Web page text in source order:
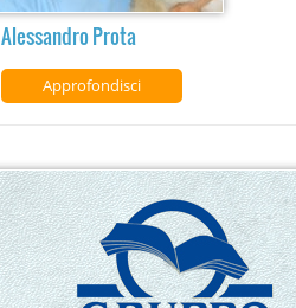
Alessandro Prota
Approfondisci